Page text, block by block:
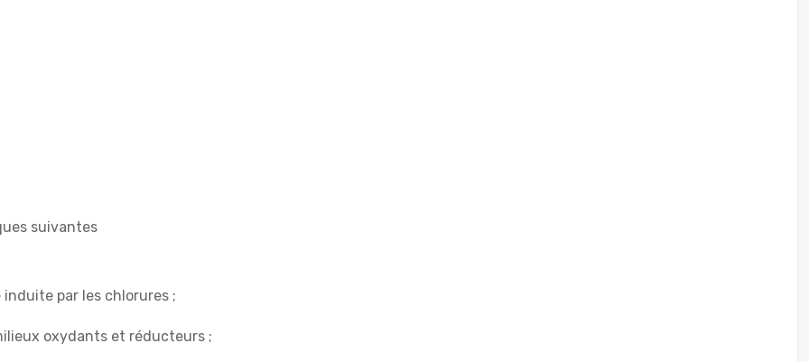
suivantes
par les chlorures ;
oxydants et réducteurs ;